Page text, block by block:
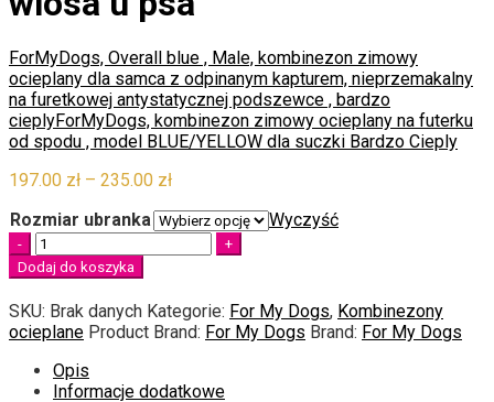
ForMyDogs, Overall blue , Male, kombinezon zimowy
ocieplany dla samca z odpinanym kapturem, nieprzemakalny
na furetkowej antystatycznej podszewce , bardzo
cieplyForMyDogs, kombinezon zimowy ocieplany na futerku
od spodu , model BLUE/YELLOW dla suczki Bardzo Cieply
197.00 zł – 235.00 złZakres
od
197.00 zł
Rozmiar ubranka
Wyczyść
Quantity
Dodaj do koszyka
SKU: Brak danych Kategorie: For My Dogs, Kombinezony
ocieplane Product Brand: For My Dogs Brand: For My Dogs
Opis
Informacje dodatkowe